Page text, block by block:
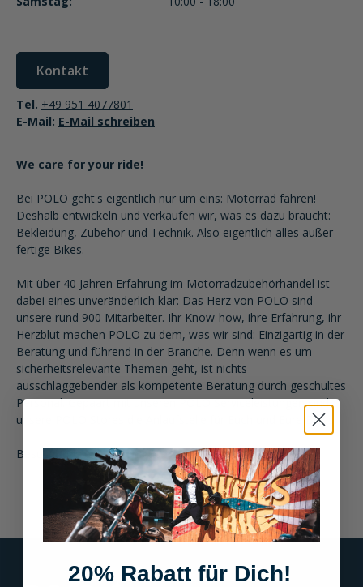
Kontakt
Tel. +49 951 4077801
E-Mail: E-Mail schreiben
We care for your ride!
Bei POLO geht's eigentlich nur um eins: Motorrad fahren!
Deshalb entwickeln und verkaufen wir, was es dazu braucht:
Bekleidung, Zubehör und Technik. Also eigentlich alles außer
fertige Bikes.
Mit über 40 Jahren Erfahrung im Motorradzubehörhandel ist
dabei eines unveränderlich klar: Das Herz von POLO sind
unsere rund 900 Mitarbeiter. Ihr Know-how, ihre Erfahrung, ihr
Herzblut machen POLO zu dem, was wir sind: Einzigartig in der
Beratung und führend in der Branche. Denn wenn es um
sicherheitsrelevante Themen geht, ist nichts
ausschlaggebender als kompetente Beratung durch geschultes
Personal. Gepaart mit unseren POLO Serviceleistungen sind
unsere POLO Stores die Anlaufstelle für Euch und Eure Bikes.
Besucht uns einfach und überzeugt Euch selbst.
zurück zur Übersicht
20% Rabatt für Dich!